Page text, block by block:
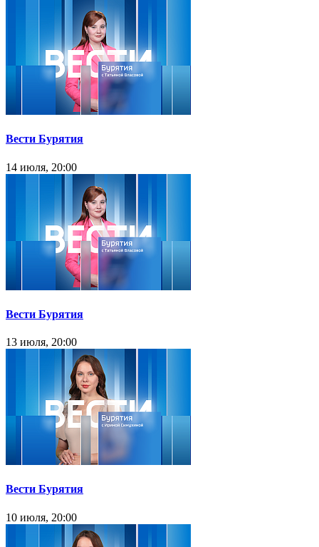
Вести Бурятия
14 июля, 20:00
Вести Бурятия
13 июля, 20:00
Вести Бурятия
10 июля, 20:00